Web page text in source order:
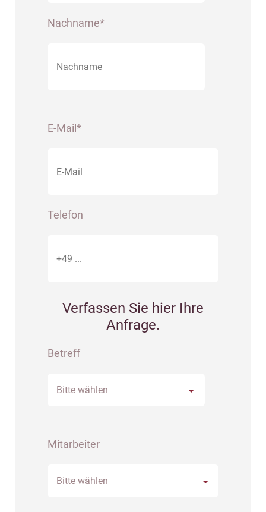
Nachname*
E-Mail*
Telefon
Verfassen Sie hier Ihre
Anfrage.
Betreff
Bitte wählen
Mitarbeiter
Bitte wählen